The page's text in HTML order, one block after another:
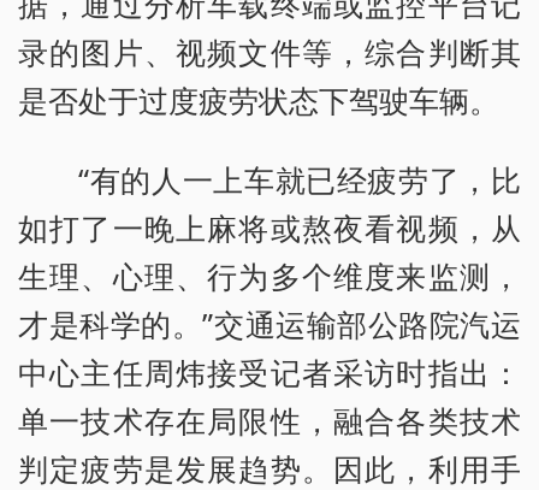
录的图片、视频文件等，综合判断其
是否处于过度疲劳状态下驾驶车辆。
“有的人一上车就已经疲劳了，比
如打了一晚上麻将或熬夜看视频，从
生理、心理、行为多个维度来监测，
才是科学的。”交通运输部公路院汽运
中心主任周炜接受记者采访时指出：
单一技术存在局限性，融合各类技术
判定疲劳是发展趋势。因此，利用手